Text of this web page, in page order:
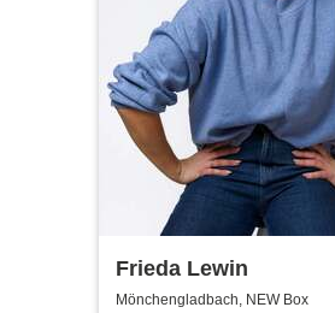
Frieda Lewin
Mönchengladbach, NEW Box